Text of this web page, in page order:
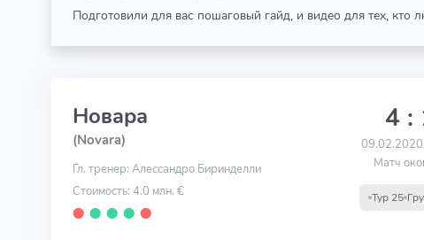
Подготовили для вас пошаговый гайд, и видео для тех, кто
Новара
(Novara)
Гл. тренер: Алессандро Биринделли
Стоимость: 4.0 млн. €
⬤ ⬤ ⬤ ⬤ ⬤
4 :
Матч
Тур 25